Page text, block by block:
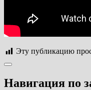
Эту публикацию
Навигация по